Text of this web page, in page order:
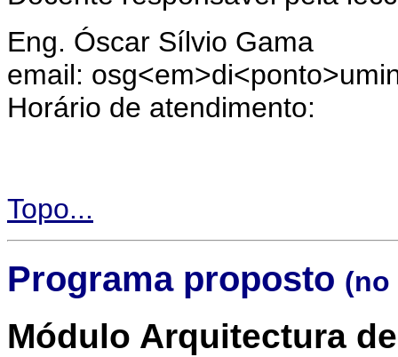
Eng. Óscar Sílvio Gama
email:
Horário de atendimento:
Topo...
Programa proposto (no
Módulo Arquitectura